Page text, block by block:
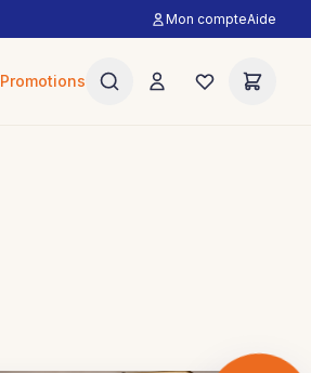
Mon compteAide
Promotions